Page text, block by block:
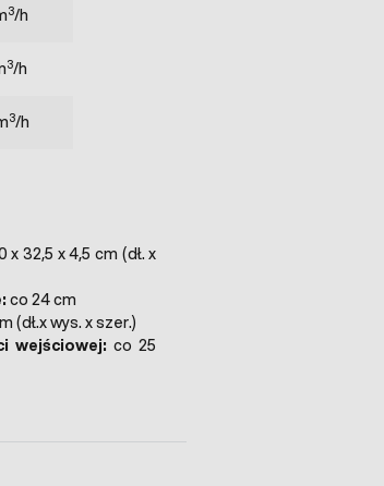
3/h
3/h
3/h
x 32,5 x 4,5 cm (dł. x
co 24 cm
(dł.x wys. x szer.)
wejściowej: co 25